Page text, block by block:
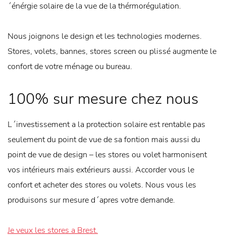
´énérgie solaire de la vue de la thérmorégulation.
Nous joignons le design et les technologies modernes.
Stores, volets, bannes, stores screen ou plissé augmente le
confort de votre ménage ou bureau.
100% sur mesure chez nous
L´investissement a la protection solaire est rentable pas
seulement du point de vue de sa fontion mais aussi du
point de vue de design – les stores ou volet harmonisent
vos intérieurs mais extérieurs aussi. Accorder vous le
confort et acheter des stores ou volets. Nous vous les
produisons sur mesure d´apres votre demande.
Je veux les stores a Brest.